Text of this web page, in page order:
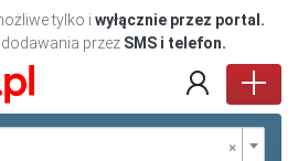
tylko i wyłącznie przez portal.
dodawania przez SMS i telefon.
×
Pokaż oferty